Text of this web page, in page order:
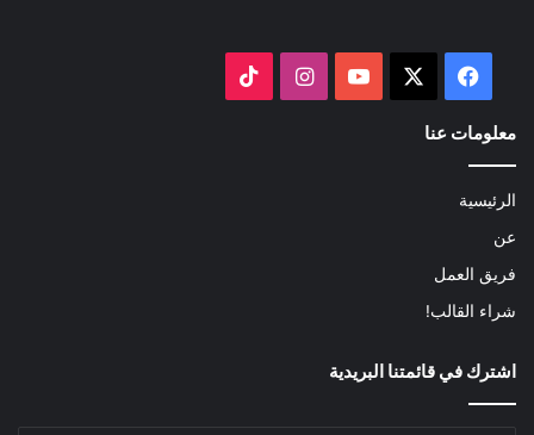
فيسبوك ‫YouTubeانستقرام
معلومات عنا
الرئيسية
عن
فريق العمل
شراء القالب!
اشترك في قائمتنا البريدية